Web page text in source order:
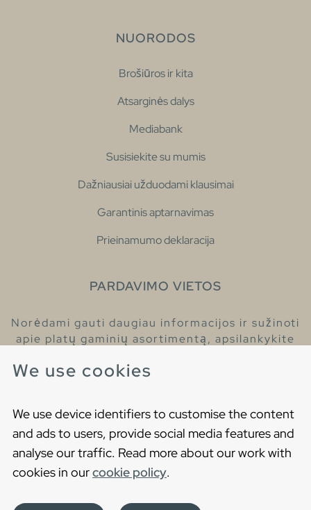
We use cookies
We use device identifiers to customise the content
and ads to users, provide social media features and
analyse our traffic. Read more about our work with
cookies in ourcookie policy.
NUORODOS
Brošiūros ir kita
Atsarginės dalys
Mediabank
Susisiekite su mumis
Dažniausiai užduodami klausimai
Garantinis aptarnavimas
Prieinamumo deklaracija
PARDAVIMO VIETOS
Norėdami gauti daugiau informacijos ir sužinoti
apie platų gaminių asortimentą, apsilankykite